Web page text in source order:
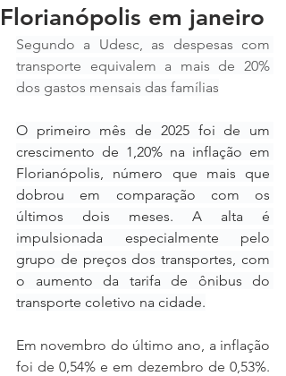
Florianópolis em janeiro
Segundo a Udesc, as despesas com
transporte equivalem a mais de 20%
dos gastos mensais das famílias
O primeiro mês de 2025 foi de um
crescimento de 1,20% na inflação em
Florianópolis, número que mais que
dobrou em comparação com os
últimos dois meses. A alta é
impulsionada especialmente pelo
grupo de preços dos transportes, com
o aumento da tarifa de ônibus do
transporte coletivo na cidade.
Em novembro do último ano, a inflação
foi de 0,54% e em dezembro de 0,53%.